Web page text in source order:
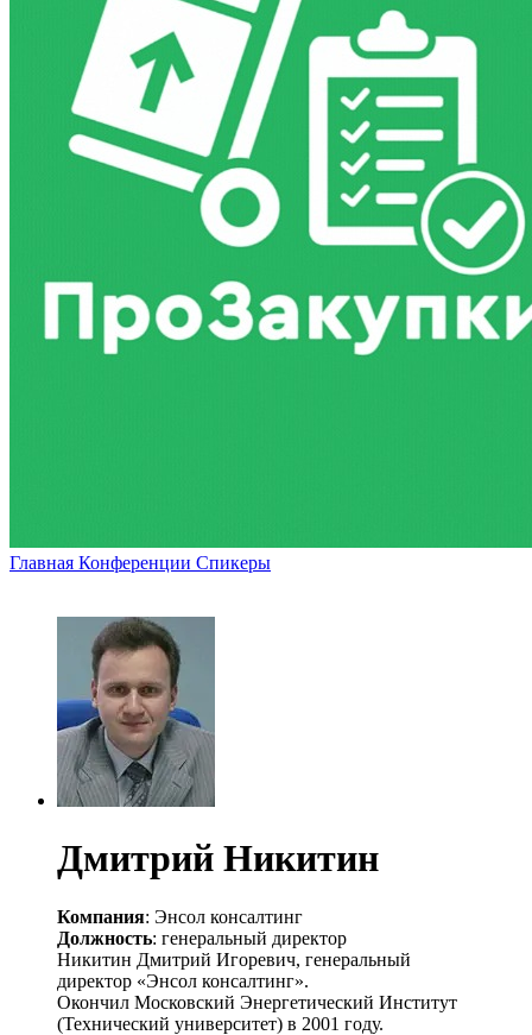
Главная Конференции Спикеры
Дмитрий Никитин
Компания: Энсол консалтинг
Должность: генеральный директор
Никитин Дмитрий Игоревич, генеральный
директор «Энсол консалтинг».
Окончил Московский Энергетический Институт
(Технический университет) в 2001 году.